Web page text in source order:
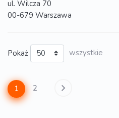
ul. Wilcza 70
00-679 Warszawa
Pokaż wszystkie
1 2